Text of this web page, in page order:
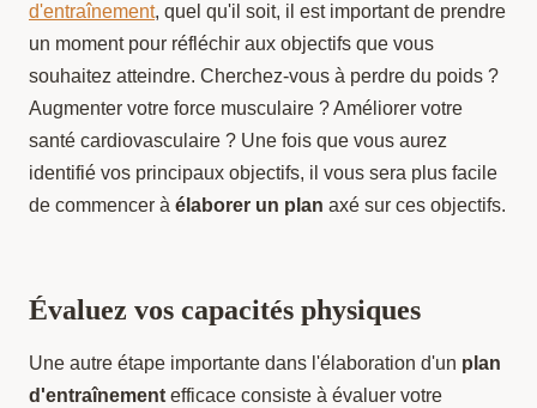
d'entraînement, quel qu'il soit, il est important de prendre
un moment pour réfléchir aux objectifs que vous
souhaitez atteindre. Cherchez-vous à perdre du poids ?
Augmenter votre force musculaire ? Améliorer votre
santé cardiovasculaire ? Une fois que vous aurez
identifié vos principaux objectifs, il vous sera plus facile
de commencer à élaborer un plan axé sur ces objectifs.
Évaluez vos capacités physiques
Une autre étape importante dans l'élaboration d'un plan
d'entraînement efficace consiste à évaluer votre